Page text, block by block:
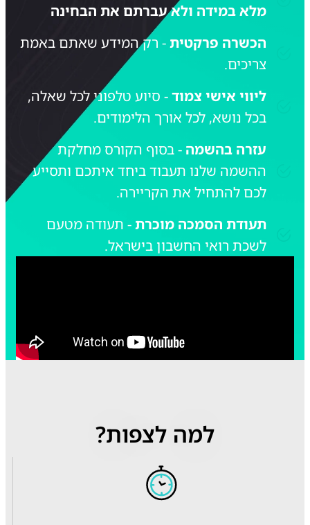
מלא במידה ולא עברתם את הבחינה
הכשרה פרקטית- רק המידע שאתם באמת
צריכים.
ליווי אישי צמוד- סיוע טלפוני לכל שאלה,
בכל נושא, לכל אורך הלימודים.
עזרה בהשמה - בסוף הקורס מחלקת
ההשמה שלנו תעבוד ביחד איתכם ותסייע
לכם להתחיל את הקריירה.
תעודת הסמכה מוכרת- תעודה מטעם
לשכת רואי החשבון בישראל.
למה לצפות?